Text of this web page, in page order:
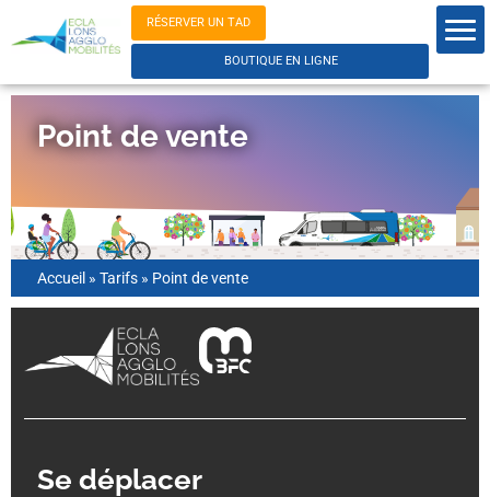
RÉSERVER UN TAD
BOUTIQUE EN LIGNE
Point de vente
Accueil » Tarifs » Point de vente
Se déplacer